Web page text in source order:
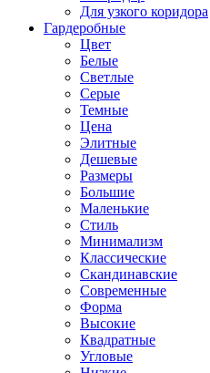
Для узкого коридора
Гардеробные
Цвет
Белые
Светлые
Серые
Темные
Цена
Элитные
Дешевые
Размеры
Большие
Маленькие
Стиль
Минимализм
Классические
Скандинавские
Современные
Форма
Высокие
Квадратные
Угловые